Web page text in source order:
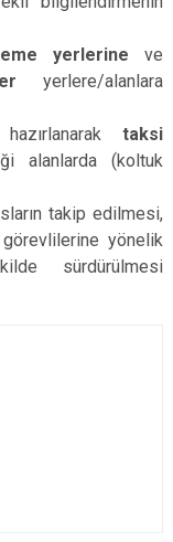
yerlerine ve
yerlere/alanlara
taksi
alanlarda (koltuk
takip edilmesi,
yönelik
sürdürülmesi